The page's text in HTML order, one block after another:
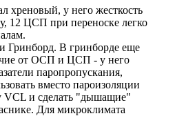
хреновый, у него жесткость
12 ЦСП при переноске легко
В гринборде еще
от ОСП и ЦСП - у него
паропропускания,
вместо пароизоляции
VCL и сделать "дышащие"
Для микроклимата